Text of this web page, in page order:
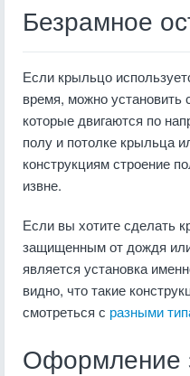
Безрамное
Если крыльцо
время, можно установить
которые двигаются по
полу и потолке крыльца
конструкциям строение
извне.
Если вы хотите сделать
защищенным от дождя
является установка
видно, что такие
смотреться с разными
Оформление